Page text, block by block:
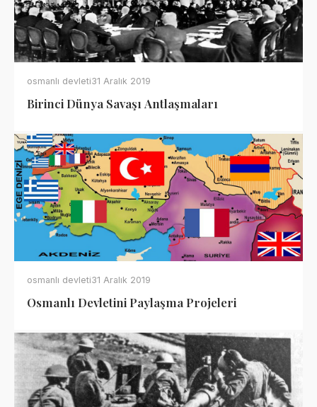
osmanlı devleti31 Aralık 2019
Birinci Dünya Savaşı Antlaşmaları
osmanlı devleti31 Aralık 2019
Osmanlı Devletini Paylaşma Projeleri